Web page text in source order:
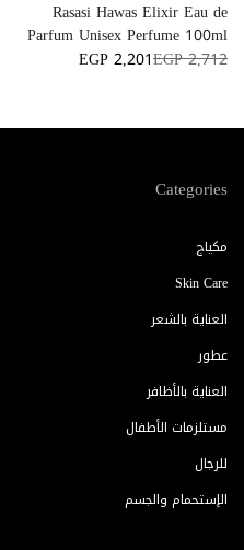
Rasasi Hawas Elixir Eau de
Parfum Unisex Perfume 100ml
EGP 2,712
EGP 2,201
Categories
مكياج
Skin Care
العناية بالشعر
عطور
العناية بالأظافر
مستلزمات الأطفال
للرجال
الإستحمام والجسم